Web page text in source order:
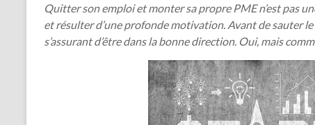
Quitter son emploi et monter sa propre PME n’est pas
et résulter d’une profonde motivation. Avant de sauter
s’assurant d’être dans la bonne direction. Oui, mais